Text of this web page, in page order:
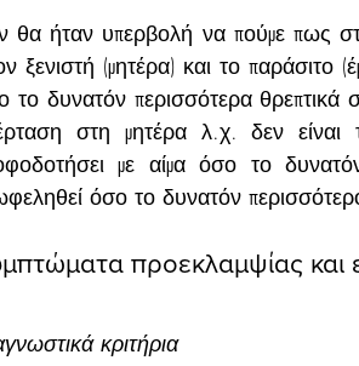
θα ήταν υπερβολή να πούμε πως
ξενιστή (μητέρα) και το παράσιτο
το δυνατόν περισσότερα θρεπτικά
στη μητέρα λ.χ. δεν
με αίμα όσο το
όσο το δυνατόν
προεκλαμψίας και
κριτήρια